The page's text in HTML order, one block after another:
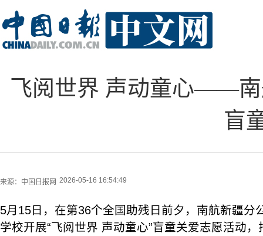
飞阅世界 声动童心——南
盲
来源： 中国日报网 2026-05-16 16:54:49
5月15日，在第36个全国助残日前夕，南航新疆分
学校开展“飞阅世界 声动童心”盲童关爱志愿活动